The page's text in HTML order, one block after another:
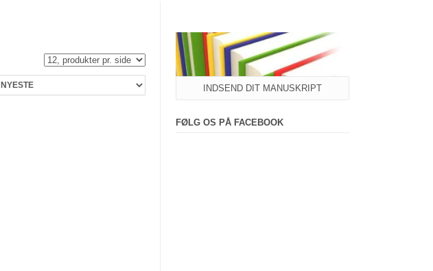
INDSEND DIT MANUSKRIPT
FØLG OS PÅ FACEBOOK